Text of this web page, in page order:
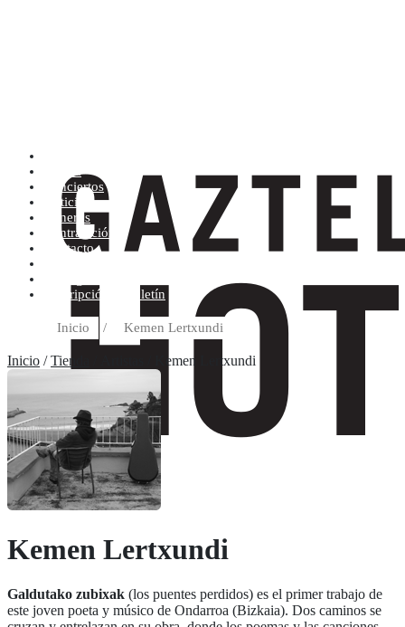
Tienda
Conciertos
Noticias
Géneros
Contratación
Contacto
Suscripción al boletín
Inicio / Kemen Lertxundi
Inicio /Tienda / Artistas / Kemen Lertxundi
Kemen Lertxundi
Galdutako zubixak (los puentes perdidos) es el primer trabajo de
este joven poeta y músico de Ondarroa (Bizkaia). Dos caminos se